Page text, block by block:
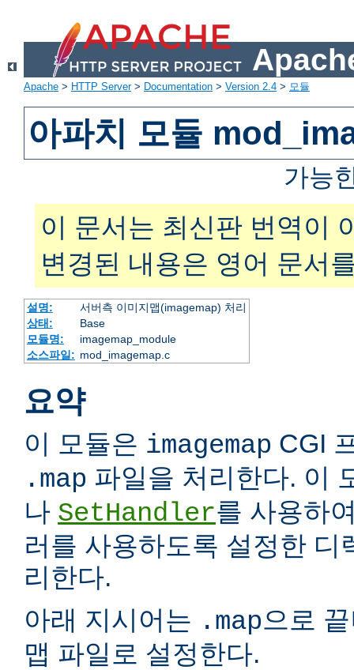
Apache > HTTP Server> Documentation > Version 2.4 > 모듈
아파치 모듈
가능
이 문서는 최신판 번역이
변경된 내용은 영어 문서
설명:
서버측 이미지맵(imagemap) 처리
상태:
Base
모듈명:
imagemap_module
소스파일: mod_imagemap.c
요약
이 모듈은 imagemap CGI
.map 파일을 처리한다. 이
나 SetHandler를 사용하
러를 사용하도록 설정한 디
리한다.
아래 지시어는 .map으로
맵 파일로 설정한다.